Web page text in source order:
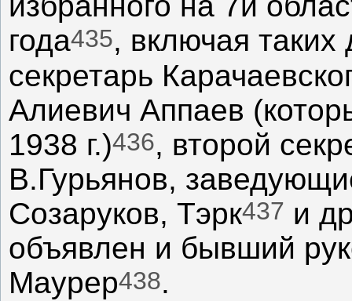
года435, включая
секретарь
Алиевич Аппаев
1938 г.)436, второй
В.Гурьянов,
Созаруков, Тэрк437 и
объявлен и бывший
Маурер438.